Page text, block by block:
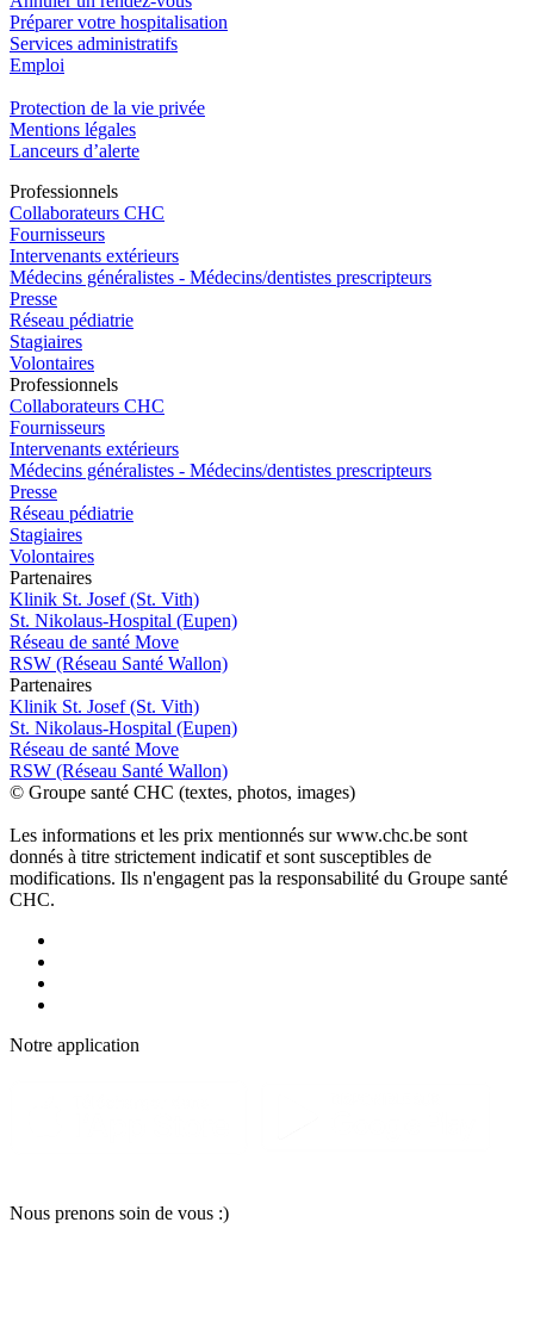
Préparer votre hospitalisation
Services administratifs
Emploi​
Protection de la vie privée
Mentions légales
Lanceurs d’alerte
Professionnels
Collaborateurs CHC
Fournisseurs
Intervenants extérieurs
Médecins généralistes - Médecins/dentistes prescripteurs
Presse
Réseau pédiatrie
Stagiaires
Volontaires
Professionnels
Collaborateurs CHC
Fournisseurs
Intervenants extérieurs
Médecins généralistes - Médecins/dentistes prescripteurs
Presse
Réseau pédiatrie
Stagiaires
Volontaires
Partenaires
Klinik St. Josef (St. Vith)
St. Nikolaus-Hospital (Eupen)
Réseau de santé Move
RSW (Réseau Santé Wallon)
Partenaires
Klinik St. Josef (St. Vith)
St. Nikolaus-Hospital (Eupen)
Réseau de santé Move
RSW (Réseau Santé Wallon)
© Groupe santé CHC (textes, photos, images)
Les informations et les prix mentionnés sur www.chc.be sont
donnés à titre strictement indicatif et sont susceptibles de
modifications. Ils n'engagent pas la responsabilité du Groupe santé
CHC.
Notre application
Nous prenons soin de vous :)